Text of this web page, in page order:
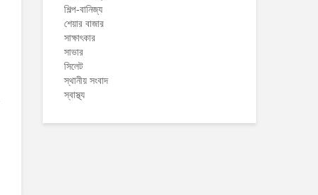
শিল্প-বানিজ্য
শেয়ার বাজার
সাক্ষাৎকার
সাভার
সিলেট
স্থানীয় সংবাদ
স্বাস্থ্য